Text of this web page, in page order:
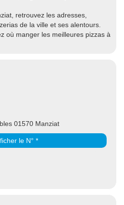
retrouvez les adresses,
de la ville et ses alentours.
où manger les meilleures pizzas à
01570 Manziat
le N° *